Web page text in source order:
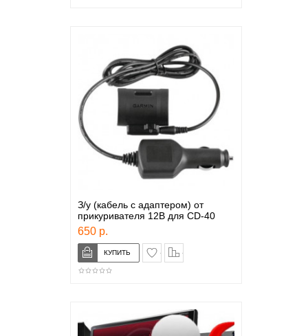
З/у (кабель с адаптером) от
прикуривателя 12В для CD-40
650 р.
в закладки